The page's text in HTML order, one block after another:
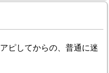
ピしてからの、普通に迷